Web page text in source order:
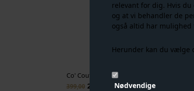
relevant for dig. Hvis
og at vi behandler de
også altid har
Herunder kan du vælge
Nødvendige
399,00299,00 DKK